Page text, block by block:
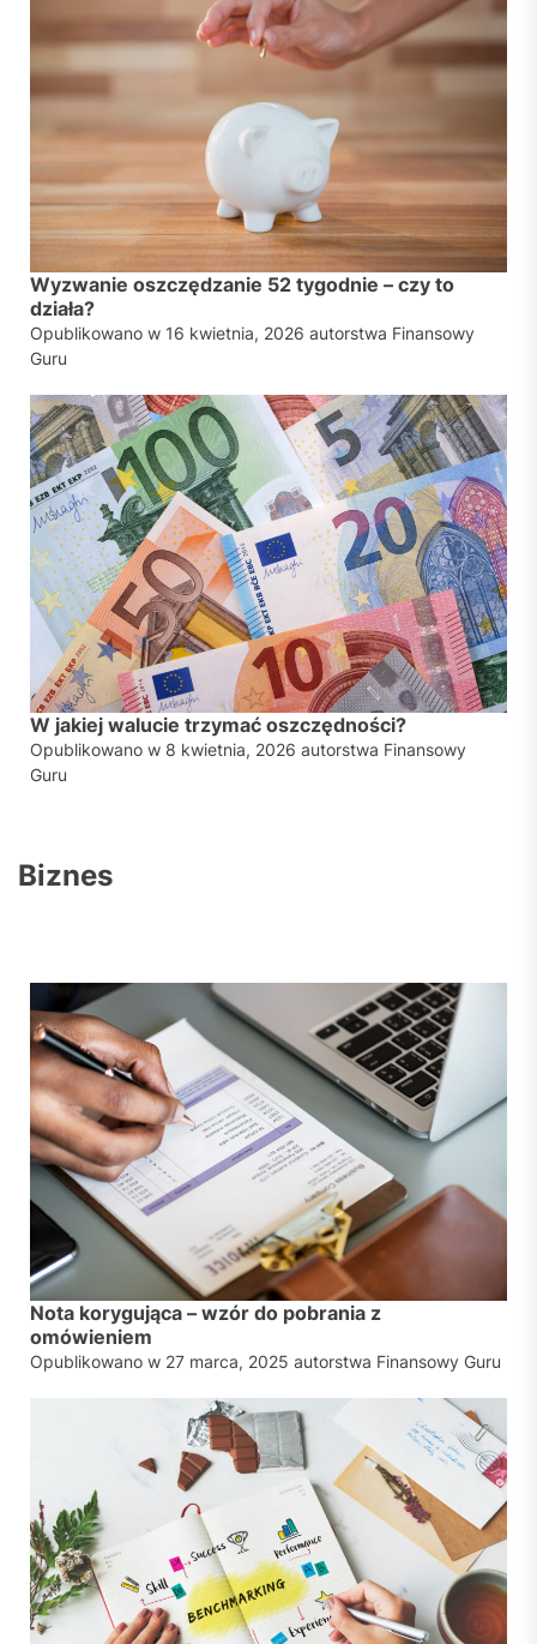
Wyzwanie oszczędzanie 52 tygodnie – czy to
działa?
Opublikowano w 16 kwietnia, 2026 autorstwa Finansowy
Guru
W jakiej walucie trzymać oszczędności?
Opublikowano w 8 kwietnia, 2026 autorstwa Finansowy
Guru
Biznes
Nota korygująca – wzór do pobrania z
omówieniem
Opublikowano w 27 marca, 2025 autorstwa Finansowy Guru